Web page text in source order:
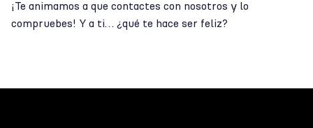
¡Te animamos a que contactes con nosotros y lo
compruebes! Y a ti… ¿qué te hace ser feliz?